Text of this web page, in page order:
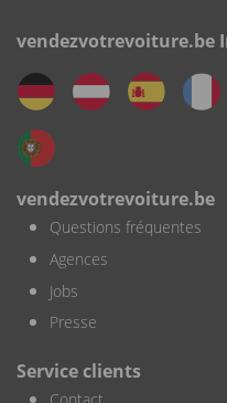
vendezvotrevoiture.be
vendezvotrevoiture.be
Questions fréquentes
Agences
Jobs
Presse
Service clients